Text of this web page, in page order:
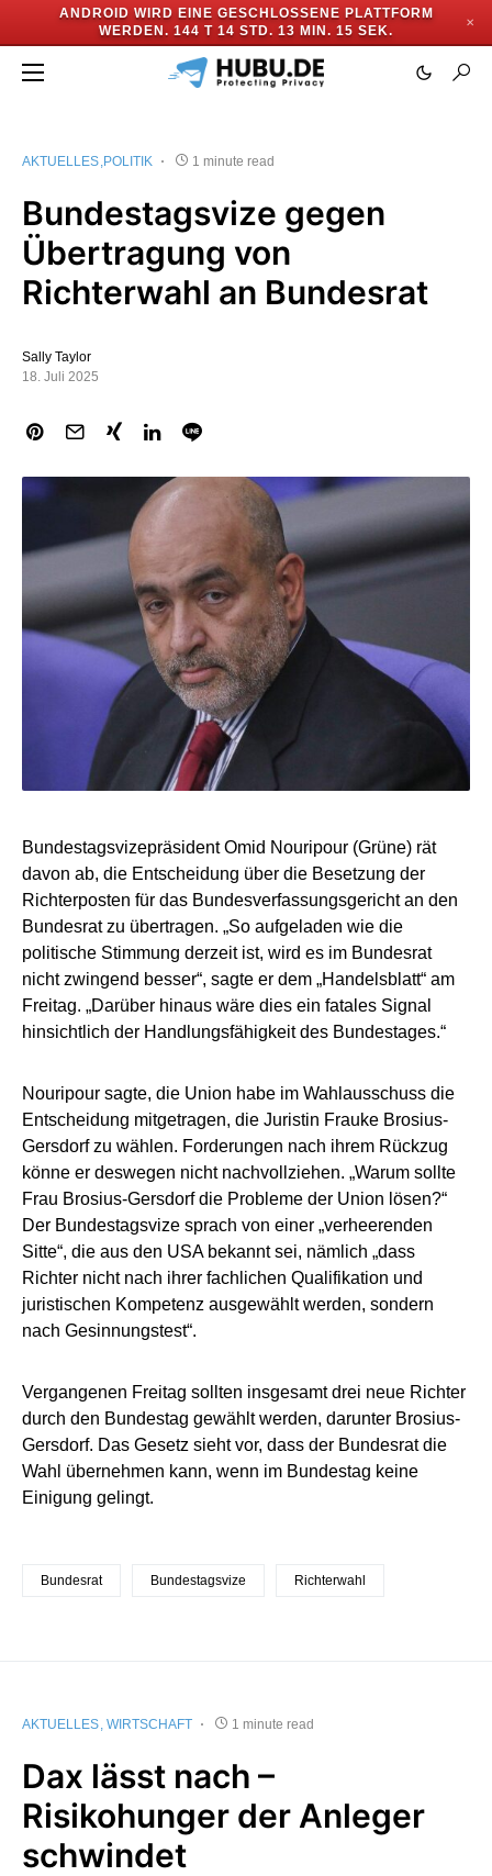
ANDROID WIRD EINE GESCHLOSSENE PLATTFORM
WERDEN. 144 T 14 STD. 13 MIN. 14 SEK.
✕
AKTUELLES POLITIK 1 minute read
Bundestagsvize gegen
Übertragung von
Richterwahl an Bundesrat
Sally Taylor
18. Juli 2025
Bundestagsvizepräsident Omid Nouripour (Grüne) rät
davon ab, die Entscheidung über die Besetzung der
Richterposten für das Bundesverfassungsgericht an den
Bundesrat zu übertragen. „So aufgeladen wie die
politische Stimmung derzeit ist, wird es im Bundesrat
nicht zwingend besser“, sagte er dem „Handelsblatt“ am
Freitag. „Darüber hinaus wäre dies ein fatales Signal
hinsichtlich der Handlungsfähigkeit des Bundestages.“
Nouripour sagte, die Union habe im Wahlausschuss die
Entscheidung mitgetragen, die Juristin Frauke Brosius-
Gersdorf zu wählen. Forderungen nach ihrem Rückzug
könne er deswegen nicht nachvollziehen. „Warum sollte
Frau Brosius-Gersdorf die Probleme der Union lösen?“
Der Bundestagsvize sprach von einer „verheerenden
Sitte“, die aus den USA bekannt sei, nämlich „dass
Richter nicht nach ihrer fachlichen Qualifikation und
juristischen Kompetenz ausgewählt werden, sondern
nach Gesinnungstest“.
Vergangenen Freitag sollten insgesamt drei neue Richter
durch den Bundestag gewählt werden, darunter Brosius-
Gersdorf. Das Gesetz sieht vor, dass der Bundesrat die
Wahl übernehmen kann, wenn im Bundestag keine
Einigung gelingt.
Bundesrat Bundestagsvize Richterwahl
AKTUELLES WIRTSCHAFT 1 minute read
Dax lässt nach –
Risikohunger der Anleger
schwindet